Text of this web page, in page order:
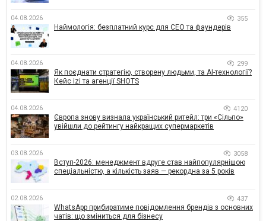
04.08.2026 355
Наймологія: безплатний курс для CEO та фаундерів
04.08.2026 299
Як поєднати стратегію, створену людьми, та AI-технології?
Кейс izi та агенції SHOTS
04.08.2026 4120
Європа знову визнала український ритейл: три «Сільпо»
увійшли до рейтингу найкращих супермаркетів
03.08.2026 3058
Вступ-2026: менеджмент вдруге став найпопулярнішою
спеціальністю, а кількість заяв — рекордна за 5 років
02.08.2026 437
WhatsApp прибиратиме повідомлення брендів з основних
чатів: що зміниться для бізнесу